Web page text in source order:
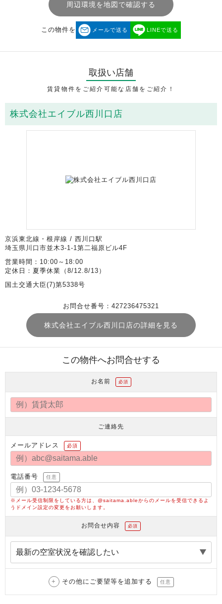
周辺環境を地図で確認する
この物件を メールで送る LINEで送る
取扱い店舗
賃貸物件をご紹介可能な店舗をご紹介！
株式会社エイブル西川口店
京浜東北線・根岸線 / 西川口駅
埼玉県川口市並木3-1-1第二福原ビル4F
営業時間：10:00～18:00
定休日：夏季休業（8/12.8/13）
国土交通大臣(7)第5338号
お問合せ番号：427236475321
株式会社エイブル西川口店の詳細を見る
この物件へお問合せする
お名前 必須
ご連絡先
メールアドレス 必須
電話番号 任意
※メール受信制限をしている方は、@saitama.ableからのメールを受信できるよ
うドメイン設定の変更をお願いします。
お問合せ内容 必須
その他にご要望等を追加する 任意